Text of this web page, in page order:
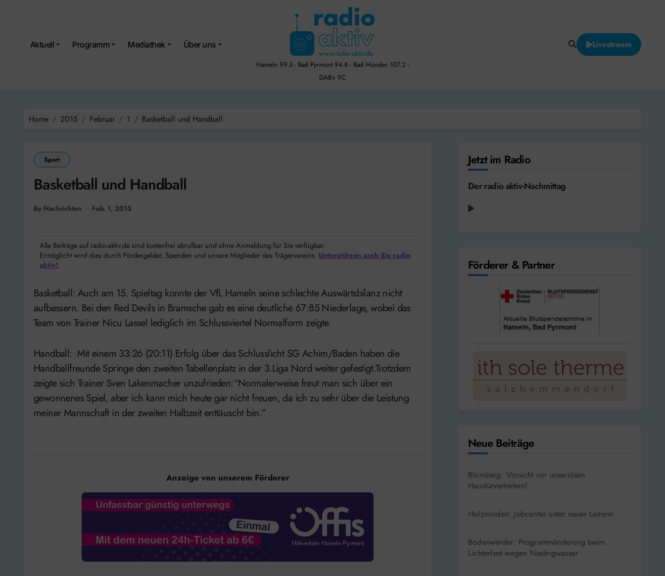
Aktuell Programm Mediathek Über uns
Hameln 99.3 - Bad Pyrmont 94.8 - Bad Münder 107.2 -
DAB+ 9C
Livestream
Home 2015 Februar 1 Basketball und Handball
Sport
Basketball und Handball
By Nachrichten Feb. 1, 2015
Alle Beiträge auf radio-aktiv.de sind kostenfrei abrufbar und ohne Anmeldung für Sie verfügbar.
Ermöglicht wird dies durch Fördergelder, Spenden und unsere Mitglieder des Trägervereins. Unterstützen auch Sie radio
aktiv!
Basketball: Auch am 15. Spieltag konnte der VfL Hameln seine schlechte Auswärtsbilanz nicht
aufbessern. Bei den Red Devils in Bramsche gab es eine deutliche 67:85 Niederlage, wobei das
Team von Trainer Nicu Lassel lediglich im Schlussviertel Normalform zeigte.
Handball: Mit einem 33:26 (20:11) Erfolg über das Schlusslicht SG Achim/Baden haben die
Handballfreunde Springe den zweiten Tabellenplatz in der 3.Liga Nord weiter gefestigt.Trotzdem
zeigte sich Trainer Sven Lakenmacher unzufrieden:“Normalerweise freut man sich über ein
gewonnenes Spiel, aber ich kann mich heute gar nicht freuen, da ich zu sehr über die Leistung
meiner Mannschaft in der zweiten Halbzeit enttäuscht bin.”
Anzeige von unserem Förderer
Jetzt im Radio
Der radio aktiv-Nachmittag
Förderer & Partner
Neue Beiträge
Blomberg: Vorsicht vor unseriösen
Bodenwerder: Programmänderung beim